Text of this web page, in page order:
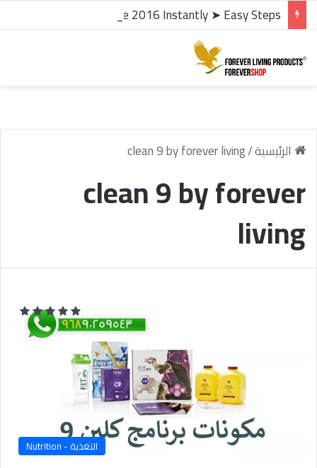
الرئيسية/
clean 9 by forever living
clean 9 by forever
living
التغذية - Nutrition